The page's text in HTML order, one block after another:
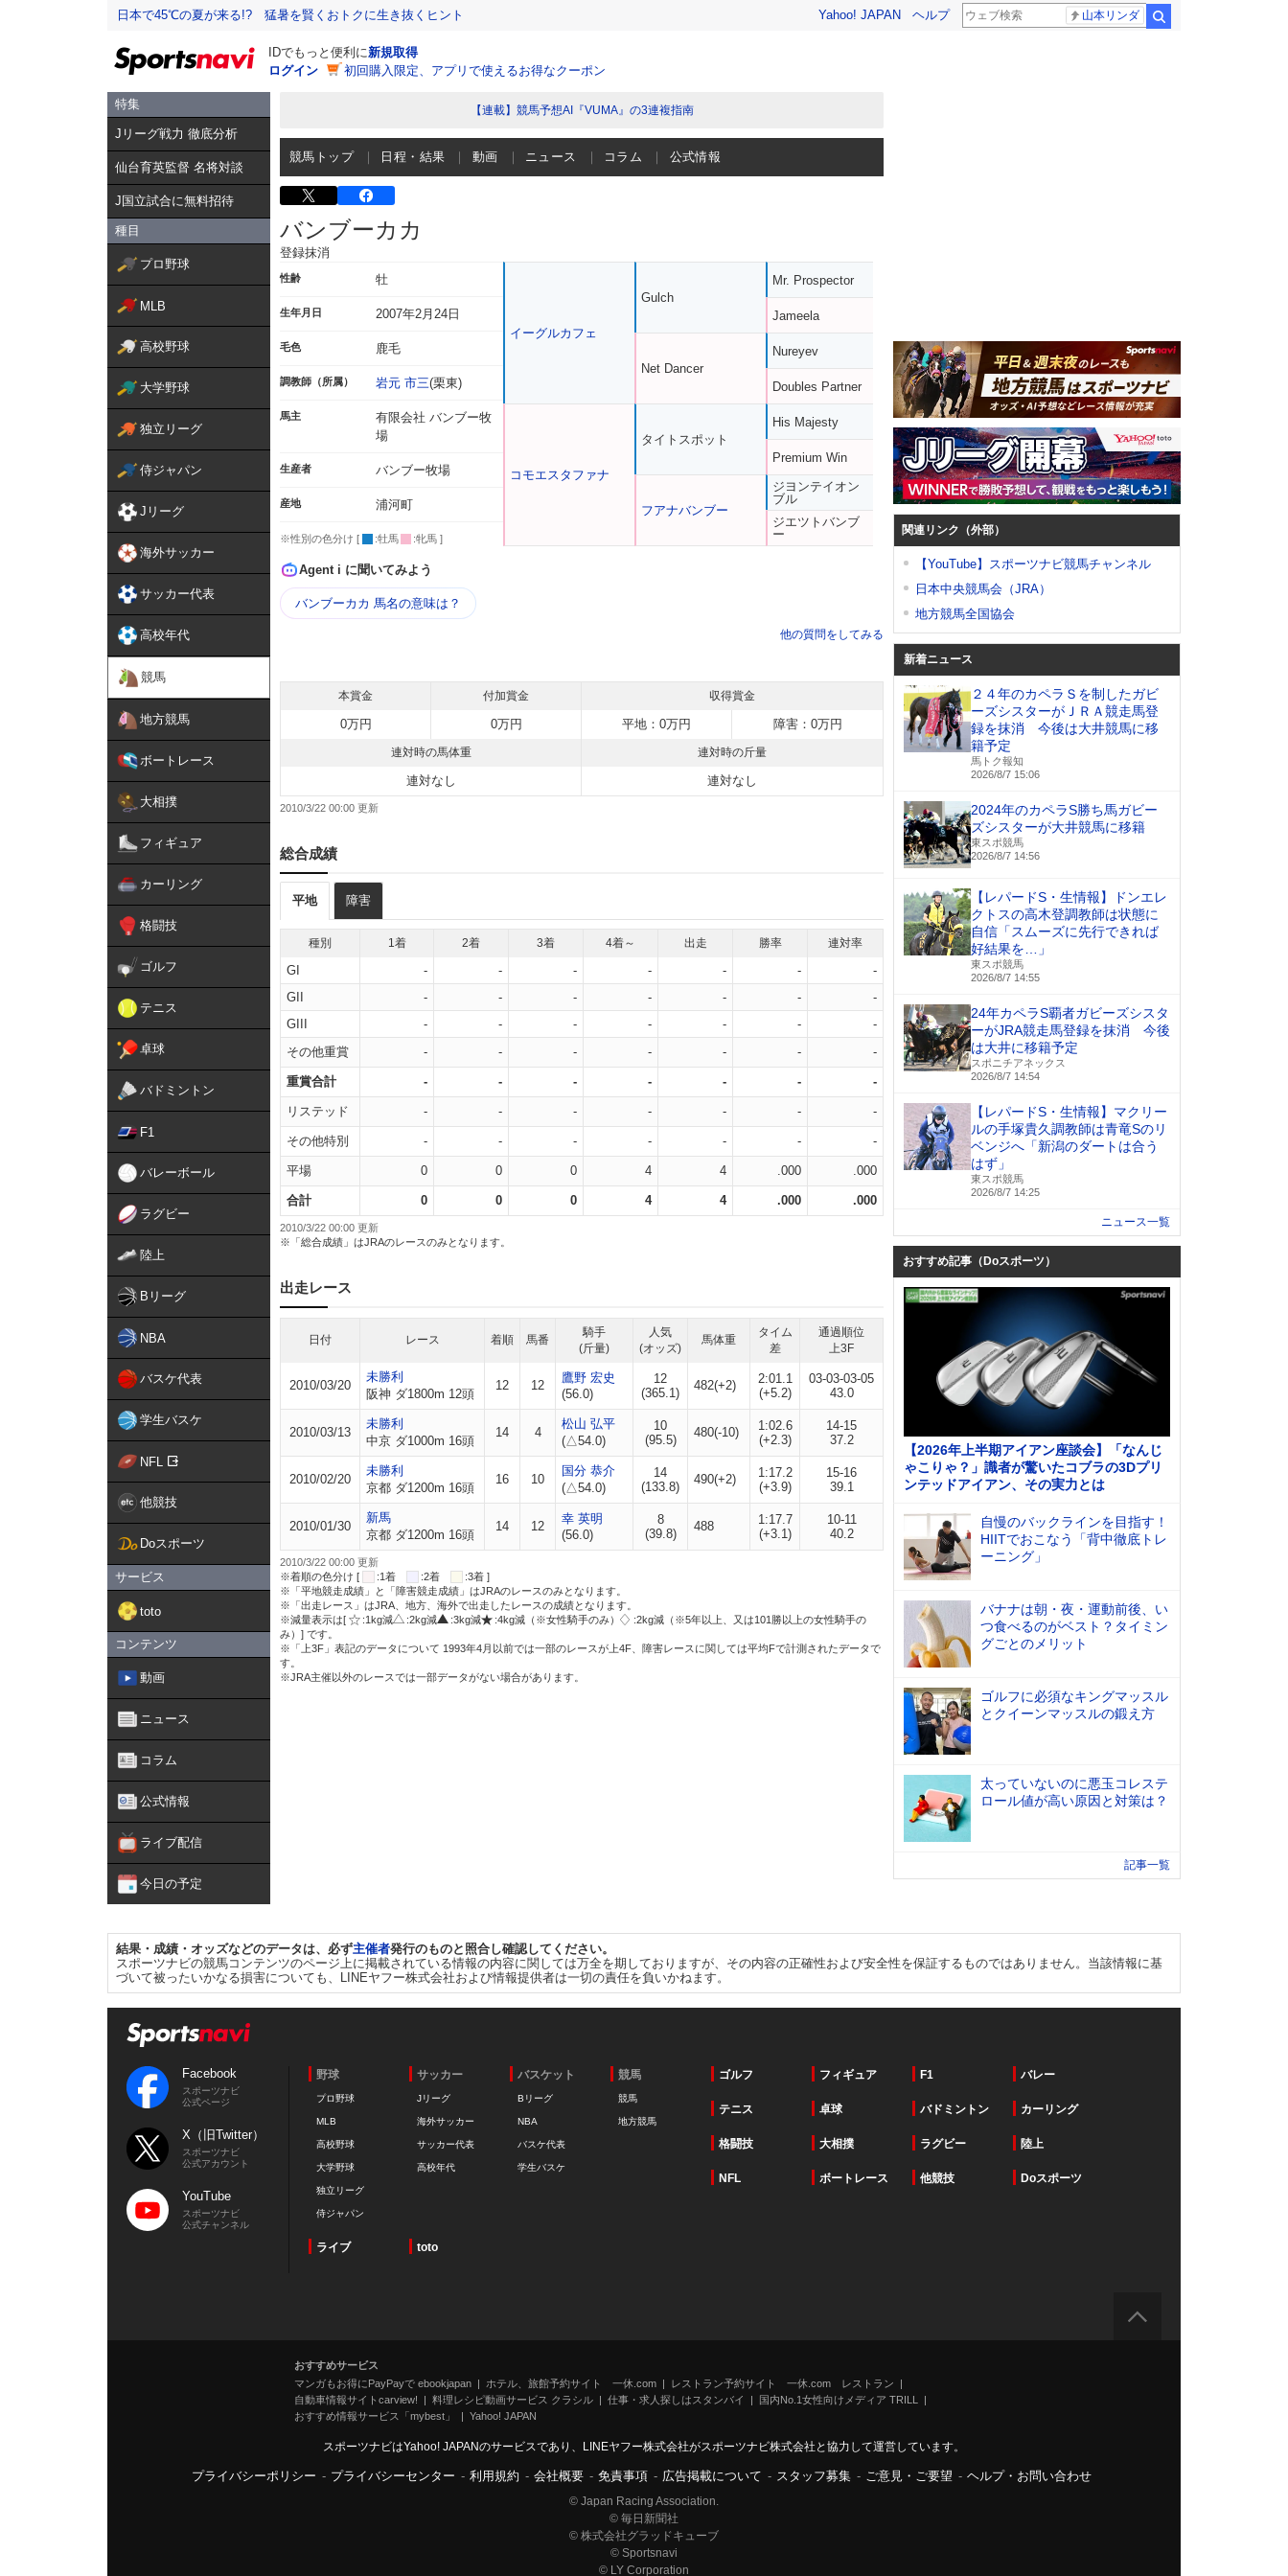
日本で45℃の夏が来る!? 猛暑を賢くおトクに生き抜くヒント Yahoo! JAPAN ヘルプ 山本リンダ
IDでもっと便利に新規取得
ログイン
初回購入限定、アプリで使えるお得なクーポン
特集
Jリーグ戦力 徹底分析
仙台育英監督 名将対談
J国立試合に無料招待
種目
プロ野球
MLB
高校野球
大学野球
独立リーグ
侍ジャパン
Jリーグ
海外サッカー
サッカー代表
高校年代
競馬
地方競馬
ボートレース
大相撲
フィギュア
カーリング
格闘技
ゴルフ
テニス
卓球
バドミントン
F1
バレーボール
ラグビー
陸上
Bリーグ
NBA
バスケ代表
学生バスケ
NFL
他競技
Doスポーツ
サービス
toto
コンテンツ
動画
ニュース
コラム
公式情報
ライブ配信
今日の予定
【連載】競馬予想AI『VUMA』の3連複指南
競馬トップ 日程・結果 動画 ニュース コラム 公式情報
バンブーカカ
登録抹消
性齢 牡
生年月日 2007年2月24日
毛色 鹿毛
調教師（所属） 岩元 市三(栗東)
馬主
有限会社 バンブー牧
場
生産者 バンブー牧場
産地 浦河町
※性別の色分け [ :牡馬 :牝馬 ]
イーグルカフェ
コモエスタファナ
Gulch
Net Dancer
タイトスポット
フアナバンブー
Mr. Prospector
Jameela
Nureyev
Doubles Partner
His Majesty
Premium Win
ジヨンテイオン
ブル
ジエツトバンブ
ー
Agent i に聞いてみよう
バンブーカカ 馬名の意味は？
他の質問をしてみる
本賞金 付加賞金 収得賞金
0万円 0万円 平地：0万円 障害：0万円
連対時の馬体重 連対時の斤量
連対なし 連対なし
2010/3/22 00:00
総合成績
平地 障害
種別 1着 2着 3着 4着～ 出走 勝率 連対率
GI - - - - - -
-
GII
- - - - - -
-
GIII
- - - - - -
-
その他重賞
- - - - - - -
重賞合計 - - - - - - -
リステッド - - - - - - -
その他特別 - - - - - - -
平場 0 0 0 4 4 .000 .000
合計 0 0 0 4 4 .000 .000
2010/3/22 00:00 更新
※「総合成績」はJRAのレースのみとなります。
出走レース
日付 レース 着順 馬番
騎手
(斤量)
人気
(オッズ)
馬体重
タイム
差
通過順位
上3F
2010/03/20
未勝利
阪神 ダ1800m 12頭
12 12
鷹野 宏史
(56.0)
12
(365.1)
482(+2)
2:01.1
(+5.2)
03-03-03-05
43.0
2010/03/13
未勝利
中京 ダ1000m 16頭
14 4
松山 弘平
(△54.0)
10
(95.5)
480(-10)
1:02.6
(+2.3)
14-15
37.2
2010/02/20
未勝利
京都 ダ1200m 16頭
16 10
国分 恭介
(△54.0)
14
(133.8)
490(+2)
1:17.2
(+3.9)
15-16
39.1
2010/01/30
新馬
京都 ダ1200m 16頭
14 12
幸 英明
(56.0)
8
(39.8)
488
1:17.7
(+3.1)
10-11
40.2
2010/3/22 00:00 更新
※着順の色分け [
:1着 :2着
:3着 ]
※「平地競走成績」と「障害競走成績」はJRAのレースのみとなります。
※「出走レース」はJRA、地方、海外で出走したレースの成績となります。
※減量表示は[
:1kg減 :2kg減 :3kg減 :4kg減（※女性騎手のみ）
:2kg減（※5年以上、又は101勝以上の女性騎手の
み）] です。
※「上3F」表記のデータについて 1993年4月以前では一部のレースが上4F、障害レースに関しては平均Fで計測されたデータで
す。
※JRA主催以外のレースでは一部データがない場合があります。
関連リンク（外部）
【YouTube】スポーツナビ競馬チャンネル
日本中央競馬会（JRA）
地方競馬全国協会
新着ニュース
２４年のカペラＳを制したガビ
ーズシスターがＪＲＡ競走馬登
録を抹消 今後は大井競馬に移
籍予定
馬トク報知
2026/8/7 15:06
2024年のカペラS勝ち馬ガビー
ズシスターが大井競馬に移籍
東スポ競馬
2026/8/7 14:56
【レパードS・生情報】ドンエレ
クトスの高木登調教師は状態に
自信「スムーズに先行できれば
好結果を…」
東スポ競馬
2026/8/7 14:55
24年カペラS覇者ガビーズシスタ
ーがJRA競走馬登録を抹消 今後
は大井に移籍予定
スポニチアネックス
2026/8/7 14:54
【レパードS・生情報】マクリー
ルの手塚貴久調教師は青竜Sのリ
ベンジへ「新潟のダートは合う
はず」
東スポ競馬
2026/8/7 14:25
ニュース一覧
おすすめ記事（Doスポーツ）
【2026年上半期アイアン座談会】「なんじ
ゃこりゃ？」識者が驚いたコブラの3Dプリ
ンテッドアイアン、その実力とは
自慢のバックラインを目指す！
HIITでおこなう「背中徹底トレ
ーニング」
バナナは朝・夜・運動前後、い
つ食べるのがベスト？タイミン
グごとのメリット
ゴルフに必須なキングマッスル
とクイーンマッスルの鍛え方
太っていないのに悪玉コレステ
ロール値が高い原因と対策は？
記事一覧
結果・成績・オッズなどのデータは、必ず主催者発行のものと照合し確認してください。
スポーツナビの競馬コンテンツのページ上に掲載されている情報の内容に関しては万全を期しておりますが、その内容の正確性および安全性を保証するものではありません。当該情報に基
づいて被ったいかなる損害についても、LINEヤフー株式会社および情報提供者は一切の責任を負いかねます。
Facebook
スポーツナビ
公式ページ
X（旧Twitter）
スポーツナビ
公式アカウント
YouTube
スポーツナビ
公式チャンネル
野球
プロ野球
MLB
高校野球
大学野球
独立リーグ
侍ジャパン
サッカー
Jリーグ
海外サッカー
サッカー代表
高校年代
バスケット
Bリーグ
NBA
バスケ代表
学生バスケ
競馬
競馬
地方競馬
ゴルフ フィギュア F1 バレー
テニス 卓球 バドミントン カーリング
格闘技 大相撲 ラグビー 陸上
NFL ボートレース 他競技 Doスポーツ
ライブ toto
おすすめサービス
マンガもお得にPayPayで ebookjapan
ホテル、旅館予約サイト 一休.com
レストラン予約サイト 一休.com レストラン
自動車情報サイトcarview!
料理レシピ動画サービス クラシル 仕事・求人探しはスタンバイ
国内No.1女性向けメディア TRILL
おすすめ情報サービス「mybest」
Yahoo! JAPAN
スポーツナビはYahoo! JAPANのサービスであり、LINEヤフー株式会社がスポーツナビ株式会社と協力して運営しています。
プライバシーポリシー - プライバシーセンター - 利用規約 - 会社概要 - 免責事項 - 広告掲載について - スタッフ募集 - ご意見・ご要望 - ヘルプ・お問い合わせ
© Japan Racing Association.
© 毎日新聞社
© 株式会社グラッドキューブ
© Sportsnavi
© LY Corporation